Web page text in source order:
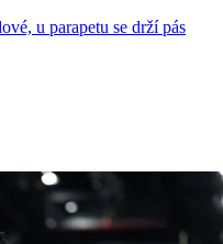
u parapetu se drží pás